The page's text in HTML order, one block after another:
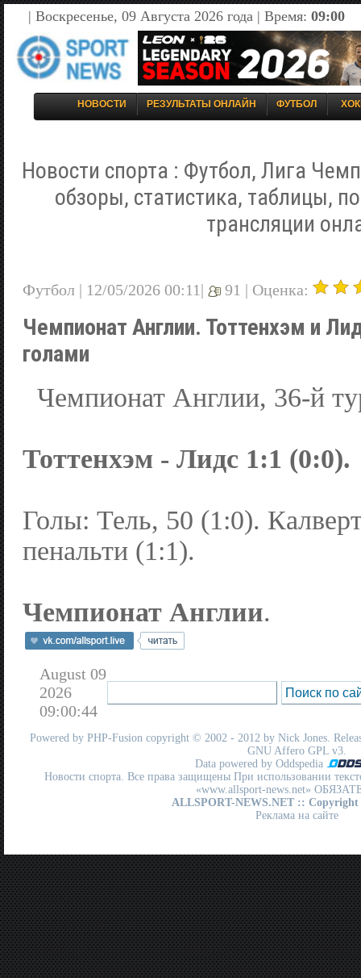
| Воскресенье, 09 Августа 2026 года | Время: 09:00
НОВОСТИ РЕЗУЛЬТАТЫ ОНЛАЙН ФУТБОЛ
Новости спорта : Футбол, Лига
обзоры, статистика, таблицы,
трансляции
Футбол | 12/05/2026 00:11| 91 | Оценка:
Чемпионат Англии. Тоттенхэм и
голами
Чемпионат Англии, 36-й
Тоттенхэм - Лидс 1:1 (0:0).
Голы: Тель, 50 (1:0).
пенальти (1:1).
Чемпионат Англии.
August 09
2026
09:00:44
Powered by PHP-Fusion copyright © 2002 - 2012 by Nick Jones.
GNU Affero GPL v3.
Data powered by Oddspedia
Новости спорта. Все права защищены При использовании
«www.allsport-news.net»
ALLSPORT-NEWS.NET :: Copyright
Реклама на сайте